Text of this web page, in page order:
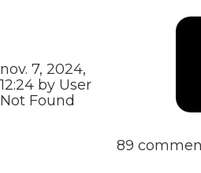
nov. 7, 2024,
12:24 by User
Not Found
89